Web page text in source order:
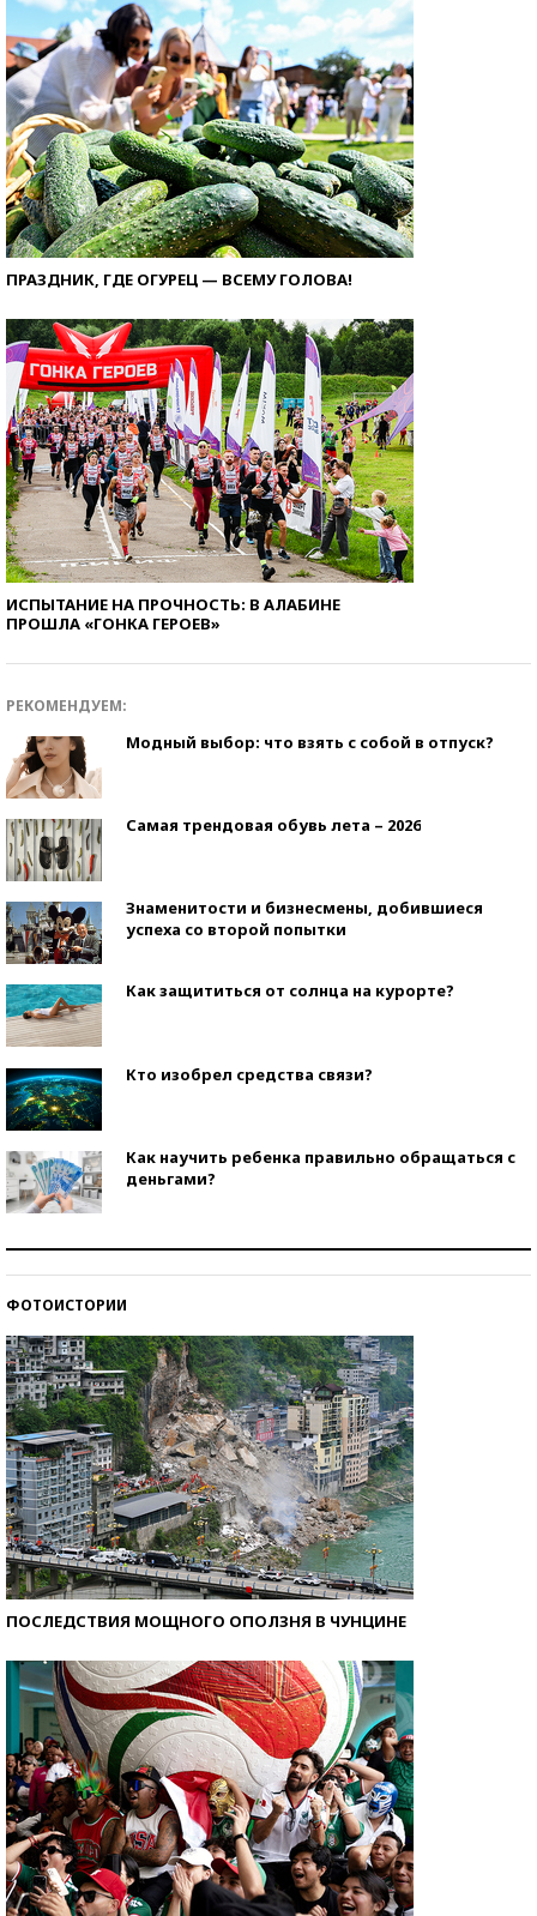
ПРАЗДНИК, ГДЕ ОГУРЕЦ — ВСЕМУ ГОЛОВА!
ИСПЫТАНИЕ НА ПРОЧНОСТЬ: В АЛАБИНЕ
ПРОШЛА «ГОНКА ГЕРОЕВ»
РЕКОМЕНДУЕМ:
Модный выбор: что взять с собой в отпуск?
Самая трендовая обувь лета – 2026
Знаменитости и бизнесмены, добившиеся
успеха со второй попытки
Как защититься от солнца на курорте?
Кто изобрел средства связи?
Как научить ребенка правильно обращаться с
деньгами?
ФОТОИСТОРИИ
ПОСЛЕДСТВИЯ МОЩНОГО ОПОЛЗНЯ В ЧУНЦИНЕ